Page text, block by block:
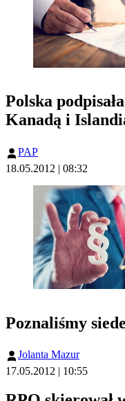
Polska
Kanadą i
PAP
18.05.2012 | 08:32
Poznaliśmy
Jolanta Mazur
17.05.2012 | 10:55